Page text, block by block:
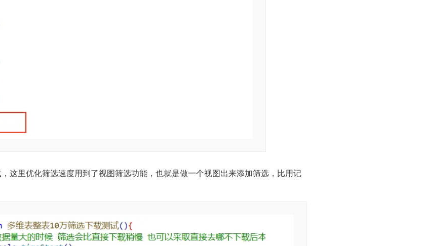
这里优化筛选速度用到了视图筛选功能，也就是做一个视图出来添加筛选，比用记